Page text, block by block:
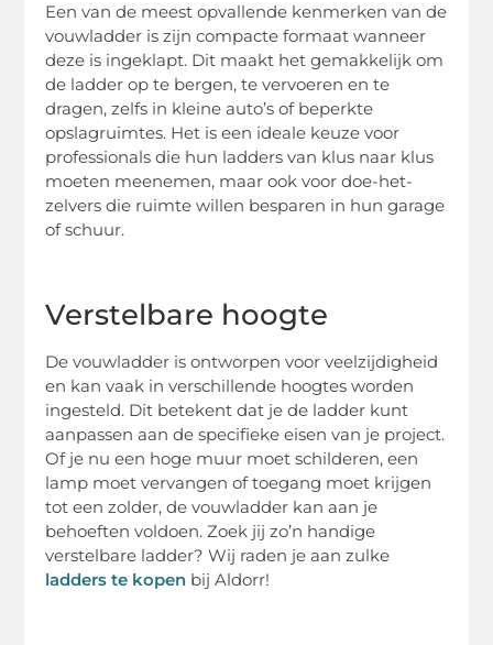
Een van de meest opvallende kenmerken van de
vouwladder is zijn compacte formaat wanneer
deze is ingeklapt. Dit maakt het gemakkelijk om
de ladder op te bergen, te vervoeren en te
dragen, zelfs in kleine auto’s of beperkte
opslagruimtes. Het is een ideale keuze voor
professionals die hun ladders van klus naar klus
moeten meenemen, maar ook voor doe-het-
zelvers die ruimte willen besparen in hun garage
of schuur.
Verstelbare hoogte
De vouwladder is ontworpen voor veelzijdigheid
en kan vaak in verschillende hoogtes worden
ingesteld. Dit betekent dat je de ladder kunt
aanpassen aan de specifieke eisen van je project.
Of je nu een hoge muur moet schilderen, een
lamp moet vervangen of toegang moet krijgen
tot een zolder, de vouwladder kan aan je
behoeften voldoen. Zoek jij zo’n handige
verstelbare ladder? Wij raden je aan zulke
ladders te kopen bij Aldorr!